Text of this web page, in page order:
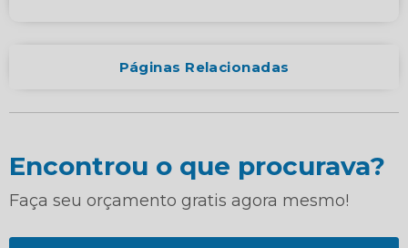
Páginas Relacionadas
Encontrou o que procurava?
Faça seu orçamento gratis agora mesmo!